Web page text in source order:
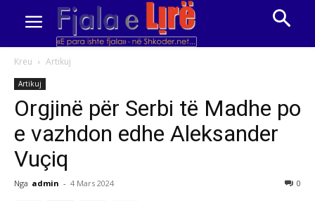
Kreu Artikuj
Artikuj
Orgjinë për Serbi të Madhe po
e vazhdon edhe Aleksander
Vuçiq
Nga admin - 4 Mars 2024 0